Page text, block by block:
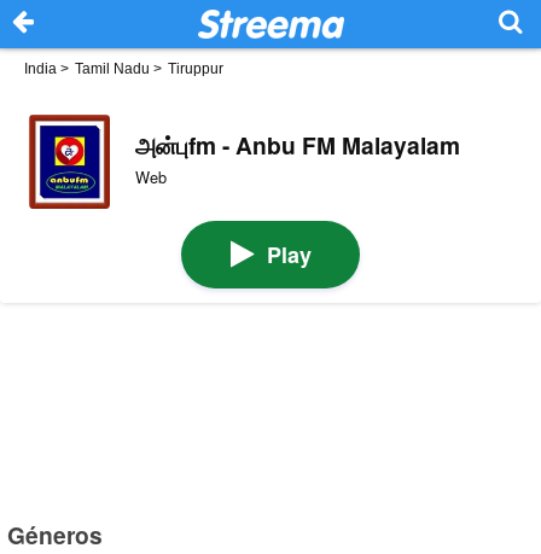
India > Tamil Nadu > Tiruppur
அன்புfm - Anbu FM Malayalam
Web
Play
Géneros